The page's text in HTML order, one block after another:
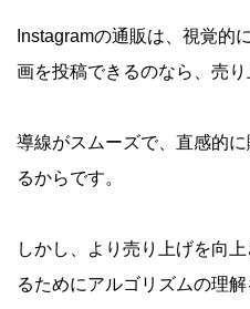
Instagramの通販は、視覚的
画を投稿できるのなら、売り
導線がスムーズで、直感的
るからです。
しかし、より売り上げを向
るためにアルゴリズムの理